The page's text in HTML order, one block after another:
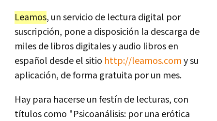
Leamos, un servicio de lectura digital por
suscripción, pone a disposición la descarga de
miles de libros digitales y audio libros en
español desde el sitio http://leamos.comy su
aplicación, de forma gratuita por un mes.
Hay para hacerse un festín de lecturas, con
títulos como "Psicoanálisis: por una erótica